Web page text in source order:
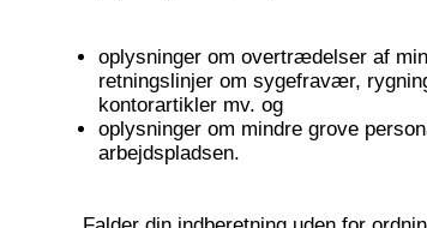
oplysninger om overtrædelser af
retningslinjer om sygefravær,
kontorartikler mv. og
oplysninger om mindre grove
arbejdspladsen.